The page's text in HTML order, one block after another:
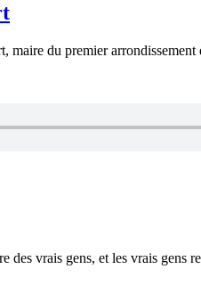
maire du premier
des vrais gens, et les vrais gens